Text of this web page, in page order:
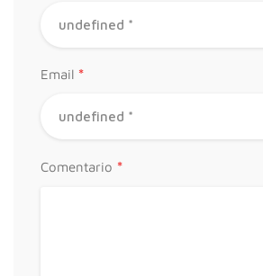
Email *
Comentario *